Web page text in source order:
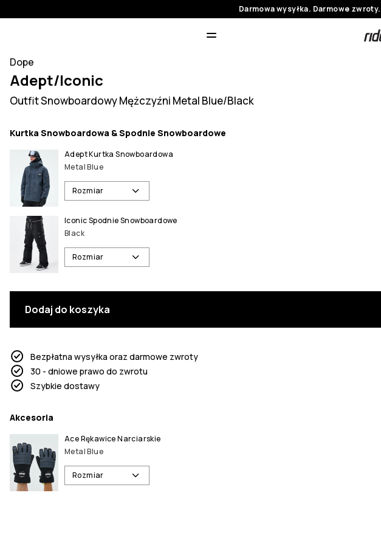
Darmowa wysyłka. Darmowe zwroty.
Dope
Adept/Iconic
Outfit Snowboardowy Mężczyźni Metal Blue/Black
Kurtka Snowboardowa & Spodnie Snowboardowe
Adept Kurtka Snowboardowa
Metal Blue
Rozmiar
Iconic Spodnie Snowboardowe
Black
Rozmiar
Dodaj do koszyka
Bezpłatna wysyłka oraz darmowe zwroty
30 - dniowe prawo do zwrotu
Szybkie dostawy
Akcesoria
Ace Rękawice Narciarskie
Metal Blue
Rozmiar